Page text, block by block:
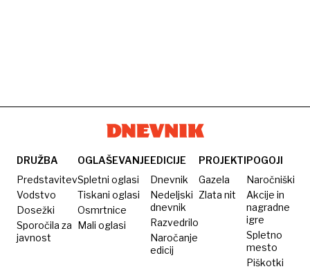
DRUŽBA
Predstavitev
Vodstvo
Dosežki
Sporočila za
javnost
OGLAŠEVANJE
Spletni oglasi
Tiskani oglasi
Osmrtnice
Mali oglasi
EDICIJE
Dnevnik
Nedeljski
dnevnik
Razvedrilo
Naročanje
edicij
PROJEKTI
Gazela
Zlata nit
POGOJI
Naročniški
Akcije in
nagradne
igre
Spletno
mesto
Piškotki